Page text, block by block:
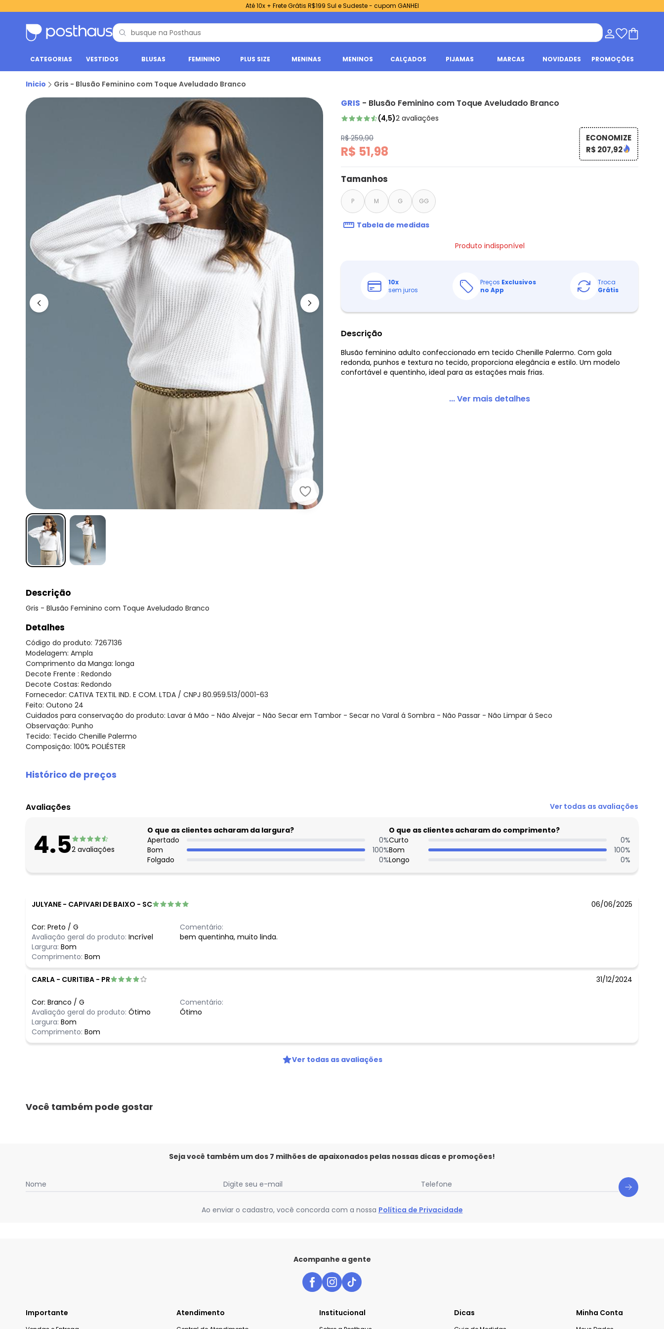
Até 10x + Frete Grátis R$199 Sul e Sudeste - cupom GANHEI
CATEGORIAS VESTIDOS BLUSAS FEMININO PLUS SIZE MENINAS MENINOS CALÇADOS PIJAMAS MARCAS NOVIDADES PROMOÇÕES
Inicio Gris - Blusão Feminino com Toque Aveludado Branco
Gris - Blusão Feminino com Toque Aveludado Branco
GRIS - Blusão Feminino com Toque Aveludado Branco
(4,5)2 avaliações
R$ 259,90
R$ 51,98
ECONOMIZE
R$ 207,92
Tamanhos
P M G GG
Tabela de medidas
Produto indisponível
10x
sem juros
Preços Exclusivos
no App
Troca
Grátis
Descrição
Blusão feminino adulto confeccionado em tecido Chenille Palermo. Com gola
redonda, punhos e textura no tecido, proporciona elegância e estilo. Um modelo
confortável e quentinho, ideal para as estações mais frias.
... Ver mais detalhes
Descrição
Gris - Blusão Feminino com Toque Aveludado Branco
Detalhes
Código do produto: 7267136
Modelagem: Ampla
Comprimento da Manga: longa
Decote Frente : Redondo
Decote Costas: Redondo
Fornecedor: CATIVA TEXTIL IND. E COM. LTDA / CNPJ 80.959.513/0001-63
Feito: Outono 24
Cuidados para conservação do produto: Lavar á Mão - Não Alvejar - Não Secar em Tambor - Secar no Varal á Sombra - Não Passar - Não Limpar á Seco
Observação: Punho
Tecido: Tecido Chenille Palermo
Composição: 100% POLIÉSTER
Histórico de preços
agosto/2026
N/D*
maio/2026 N/D*
abril/2026 N/D*
N/D*
fevereiro/2026 N/D*
Avaliações Ver todas as avaliações
4.52 avaliações
O que as clientes acharam da largura?
Apertado
0%
Bom
100%
Folgado
0%
O que as clientes acharam do comprimento?
Curto
0%
Bom
100%
Longo
0%
JULYANE - CAPIVARI DE BAIXO - SC 06/06/2025
Cor: Preto / G
Avaliação geral do produto: Incrível
Largura: Bom
Comprimento: Bom
Comentário:
bem quentinha, muito linda.
CARLA - CURITIBA - PR 31/12/2024
Cor: Branco / G
Avaliação geral do produto: Ótimo
Largura: Bom
Comprimento: Bom
Comentário:
Ótimo
Ver todas as avaliações
Você também pode gostar
Seja você também um dos 7 milhões de apaixonados pelas nossas dicas e promoções!
Nome Digite seu e-mail Telefone
Ao enviar o cadastro, você concorda com a nossa Política de Privacidade
Acompanhe a gente
Importante Atendimento Institucional Dicas Minha Conta
Ao enviar o cadastro, você concorda com a nossaPolítica de
Privacidade